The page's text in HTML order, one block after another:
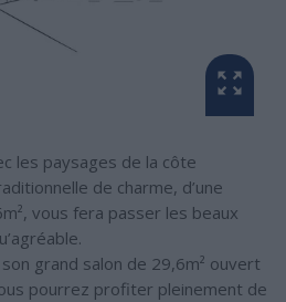
les paysages de la côte
de charme, d’une
vous fera passer les beaux
grand salon de 29,6m² ouvert
pourrez profiter pleinement de